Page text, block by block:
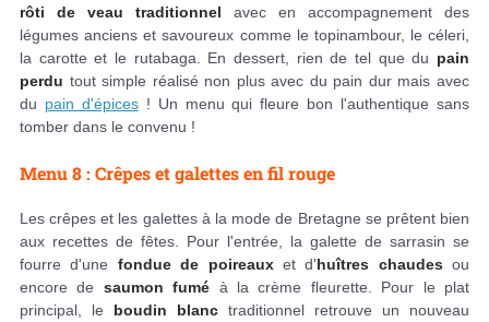
rôti de veau traditionnel avec en accompagnement des
légumes anciens et savoureux comme le topinambour, le céleri,
la carotte et le rutabaga. En dessert, rien de tel que du pain
perdu tout simple réalisé non plus avec du pain dur mais avec
du pain d'épices! Un menu qui fleure bon l'authentique sans
tomber dans le convenu !
Menu 8 : Crêpes et galettes en fil rouge
Les crêpes et les galettes à la mode de Bretagne se prêtent bien
aux recettes de fêtes. Pour l'entrée, la galette de sarrasin se
fourre d'une fondue de poireauxet d'huîtres chaudesou
encore de saumon fumé à la crème fleurette. Pour le plat
principal, le boudin blanc traditionnel retrouve un nouveau